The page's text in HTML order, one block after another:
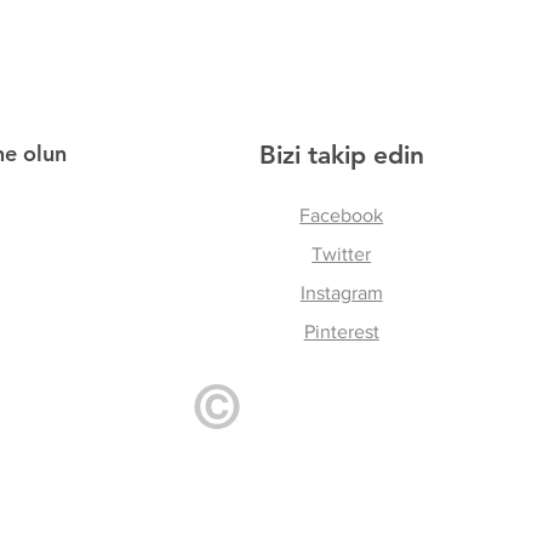
olun Bizi takip edin
Facebook
Twitter
Instagram
Pinterest
©